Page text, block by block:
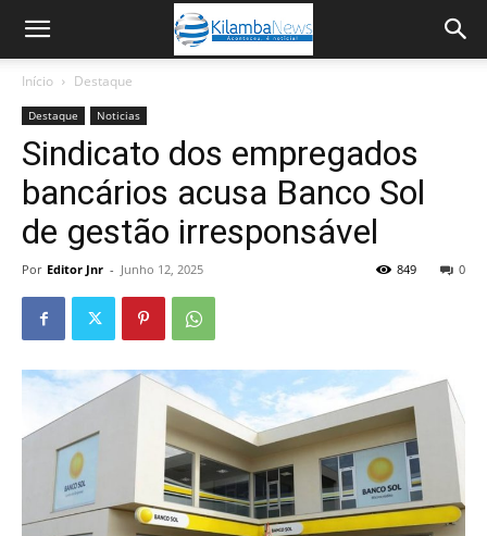
Início Destaque
Destaque Noticias
Sindicato dos empregados
bancários acusa Banco Sol
de gestão irresponsável
Por Editor Jnr - Junho 12, 2025 0
849